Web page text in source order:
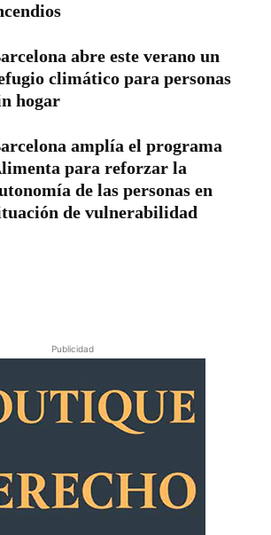
abre este verano un
climático para personas
hogar
amplía el programa
para reforzar la
de las personas en
de vulnerabilidad
Publicidad